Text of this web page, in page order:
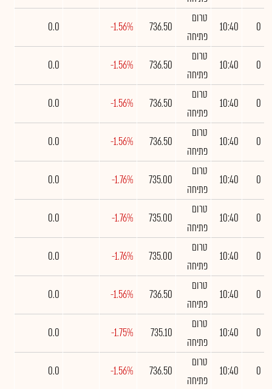
0
10:40
טרום
פתיחה
736.50
-1.56%
0.0
0
10:40
טרום
פתיחה
736.50
-1.56%
0.0
0
10:40
טרום
פתיחה
736.50
-1.56%
0.0
0
10:40
טרום
פתיחה
736.50
-1.56%
0.0
0
10:40
טרום
פתיחה
735.00
-1.76%
0.0
0
10:40
טרום
פתיחה
735.00
-1.76%
0.0
0
10:40
טרום
פתיחה
735.00
-1.76%
0.0
0
10:40
טרום
פתיחה
736.50
-1.56%
0.0
0
10:40
טרום
פתיחה
735.10
-1.75%
0.0
0
10:40
טרום
פתיחה
736.50
-1.56%
0.0